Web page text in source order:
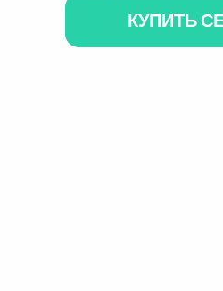
КУПИТЬ